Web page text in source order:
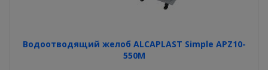
Водоотводящий желоб ALCAPLAST Simple APZ10-
550M